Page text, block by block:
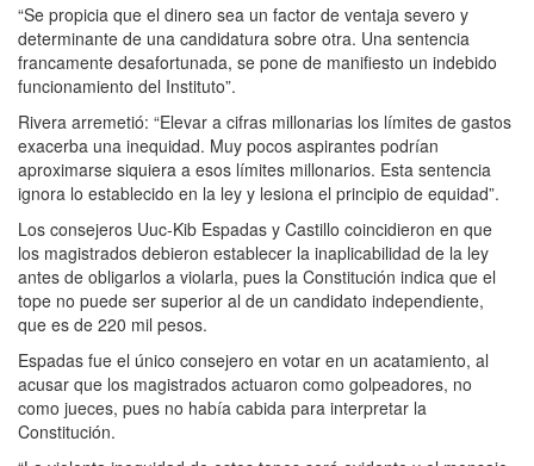
“Se propicia que el dinero sea un factor de ventaja severo y
determinante de una candidatura sobre otra. Una sentencia
francamente desafortunada, se pone de manifiesto un indebido
funcionamiento del Instituto”.
Rivera arremetió: “Elevar a cifras millonarias los límites de gastos
exacerba una inequidad. Muy pocos aspirantes podrían
aproximarse siquiera a esos límites millonarios. Esta sentencia
ignora lo establecido en la ley y lesiona el principio de equidad”.
Los consejeros Uuc-Kib Espadas y Castillo coincidieron en que
los magistrados debieron establecer la inaplicabilidad de la ley
antes de obligarlos a violarla, pues la Constitución indica que el
tope no puede ser superior al de un candidato independiente,
que es de 220 mil pesos.
Espadas fue el único consejero en votar en un acatamiento, al
acusar que los magistrados actuaron como golpeadores, no
como jueces, pues no había cabida para interpretar la
Constitución.